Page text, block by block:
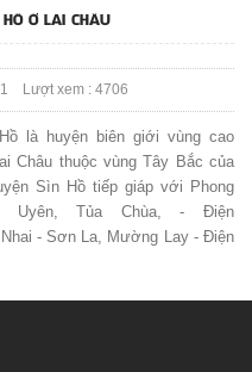
HỒ Ở LAI CHÂU
Lượt xem : 4706
là huyện biên giới vùng cao
Châu thuộc vùng Tây Bắc của
Sìn Hồ tiếp giáp với Phong
Uyên, Tủa Chùa, - Điện
- Sơn La, Mường Lay - Điện